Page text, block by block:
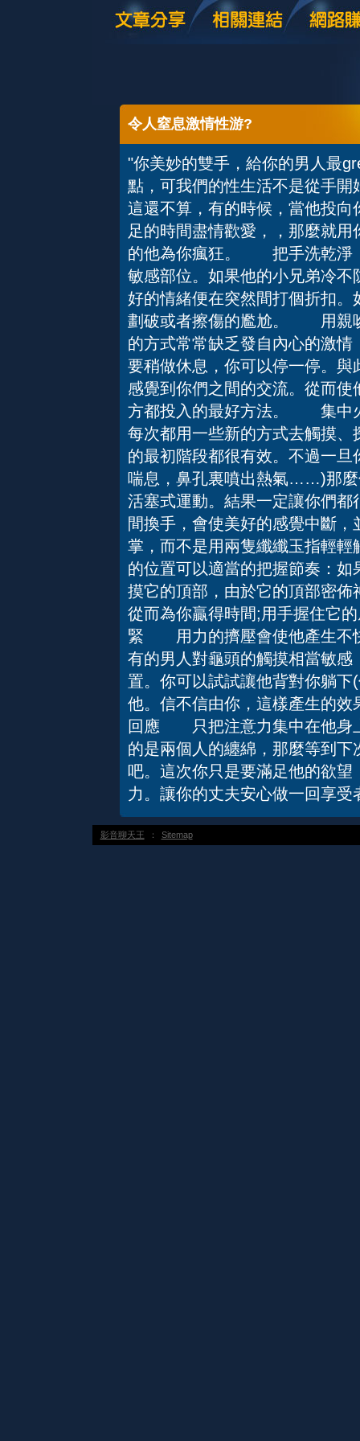
令人窒息激情性游?
"你美妙的雙手，給你的男人
點，可我們的性生活不是從手
這還不算，有的時候，當他投
足的時間盡情歡愛，，那麼就
的他為你瘋狂。 把手洗乾淨
敏感部位。如果他的小兄弟冷
好的情緒便在突然間打個折扣
劃破或者擦傷的尷尬。 用親
的方式常常缺乏發自內心的激
要稍做休息，你可以停一停。
感覺到你們之間的交流。從而
方都投入的最好方法。 集中
每次都用一些新的方式去觸摸
的最初階段都很有效。不過一旦
喘息，鼻孔裏噴出熱氣……)那麼
活塞式運動。結果一定讓你
間換手，會使美好的感覺中斷
掌，而不是用兩隻纖纖玉指
的位置可以適當的把握節奏：
摸它的頂部，由於它的頂部密
從而為你贏得時間;用手握住
緊 用力的擠壓會使他產生不
有的男人對龜頭的觸摸相當敏
置。你可以試試讓他背對你躺
他。信不信由你，這樣產生的
回應 只把注意力集中在他身
的是兩個人的纏綿，那麼等到
吧。這次你只是要滿足他的欲
力。讓你的丈夫安心做一回享
影音聊天王 ： Sitemap